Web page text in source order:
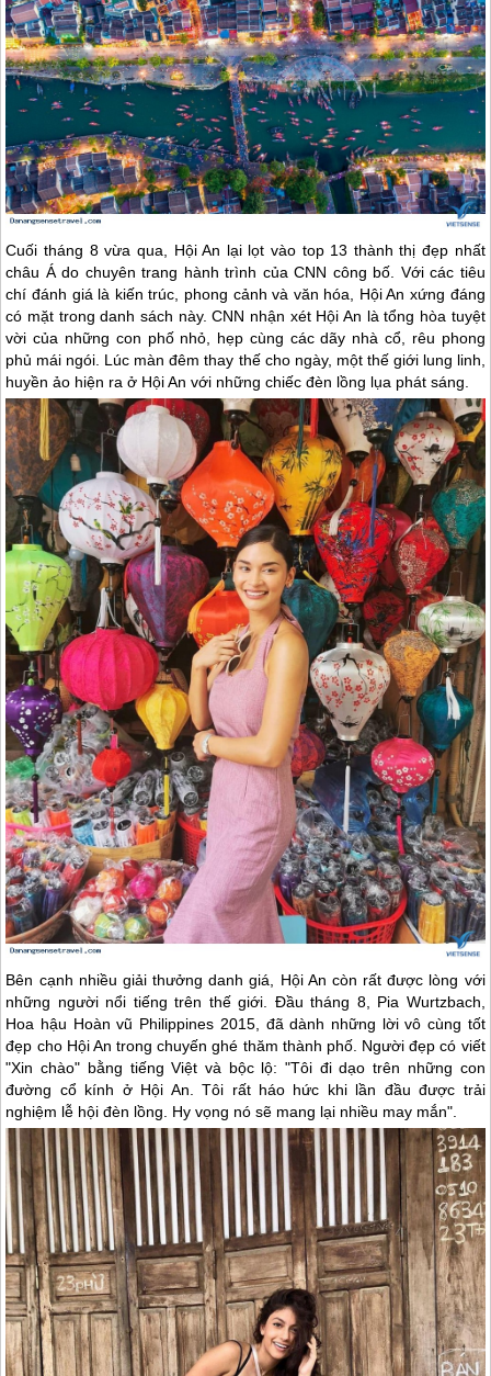
Cuối tháng 8 vừa qua, Hội An lại lọt vào top 13 thành thị đẹp nhất
châu Á do chuyên trang hành trình của CNN công bố. Với các tiêu
chí đánh giá là kiến trúc, phong cảnh và văn hóa, Hội An xứng đáng
có mặt trong danh sách này. CNN nhận xét Hội An là tổng hòa tuyệt
vời của những con phố nhỏ, hẹp cùng các dãy nhà cổ, rêu phong
phủ mái ngói. Lúc màn đêm thay thế cho ngày, một thế giới lung linh,
huyền ảo hiện ra ở Hội An với những chiếc đèn lồng lụa phát sáng.
Bên cạnh nhiều giải thưởng danh giá, Hội An còn rất được lòng với
những người nổi tiếng trên thế giới. Đầu tháng 8, Pia Wurtzbach,
Hoa hậu Hoàn vũ Philippines 2015, đã dành những lời vô cùng tốt
đẹp cho Hội An trong chuyến ghé thăm thành phố. Người đẹp có viết
"Xin chào" bằng tiếng Việt và bộc lộ: "Tôi đi dạo trên những con
đường cổ kính ở Hội An . Tôi rất háo hức khi lần đầu được trải
nghiệm lễ hội đèn lồng. Hy vọng nó sẽ mang lại nhiều may mắn".